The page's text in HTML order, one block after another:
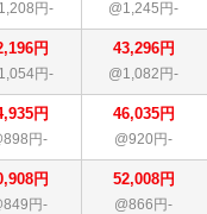
円- @1,245円-
円
円-
43,296円
@1,082円-
円
円-
46,035円
@920円-
円
円-
52,008円
@866円-